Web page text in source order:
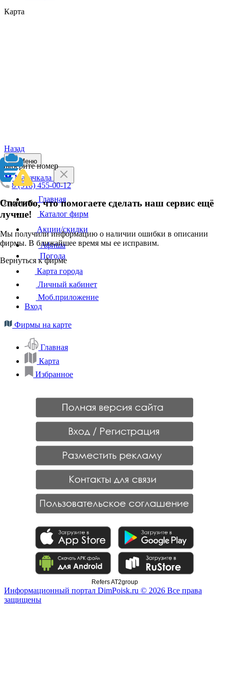
Карта
Назад
Выберите номер
8 (918) 455-00-12
Отменить
Спасибо, что помогаете сделать наш сервис ещё
лучше!
Мы получили информацию о наличии ошибки в описании
фирмы. В ближайшее время мы ее исправим.
Вернуться к фирме
Меню
Махачкала
Главная
Каталог фирм
Акции/скидки
Афиша
Погода
Карта города
Личный кабинет
Моб.приложение
Вход
Фирмы на карте
Главная
Карта
Избранное
Refers AT2group
Информационный портал DimPoisk.ru © 2026 Все права
защищены